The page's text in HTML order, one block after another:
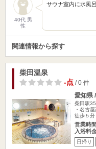
40代 男
性
サウナ室内に水風
関連情報から探す
柴田温泉
-点/ 0 件
愛知県
柴田駅
・名古
徒歩５分
営業時
入浴料
日帰り